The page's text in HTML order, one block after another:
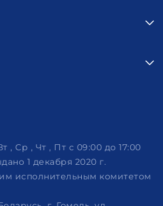
, Ср , Чт , Пт c 09:00 до 17:00
1 декабря 2020 г.
исполнительным комитетом